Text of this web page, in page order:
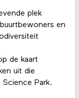
plek
en
de kaart
uit die
Science Park.